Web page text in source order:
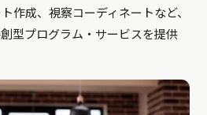
作成、視察コーディネートなど、
型プログラム・サービスを提供